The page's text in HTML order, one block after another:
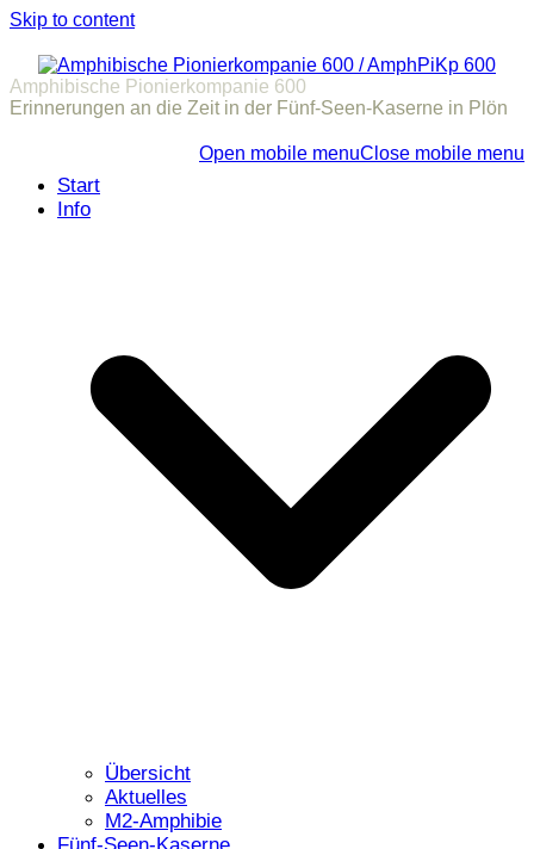
Skip to content
Amphibische Pionierkompanie 600
Erinnerungen an die Zeit in der Fünf-Seen-Kaserne in Plön
Open mobile menuClose mobile menu
Start
Info
Übersicht
Aktuelles
M2-Amphibie